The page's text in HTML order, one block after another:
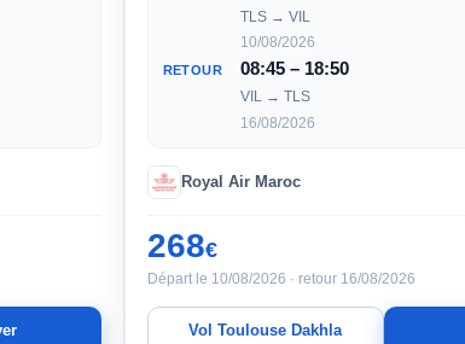
TLS → VIL
10/08/2026
RETOUR 08:45 – 18:50
VIL → TLS
16/08/2026
Royal Air Maroc
268€
Départ le 10/08/2026 · retour 16/08/2026
Vol Toulouse Dakhla